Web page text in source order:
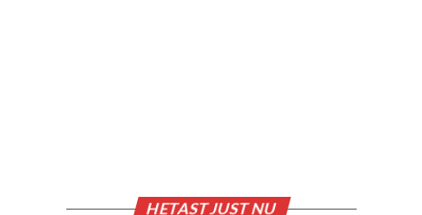
HETAST JUST NU